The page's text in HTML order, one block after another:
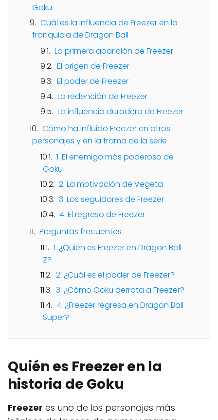
Goku
Cuál es la influencia de Freezer en la
franquicia de Dragon Ball
La primera aparición de Freezer
El origen de Freezer
El poder de Freezer
La redención de Freezer
La influencia duradera de Freezer
Cómo ha influido Freezer en otros
personajes y en la trama de la serie
1. El enemigo más poderoso de
Goku
2. La motivación de Vegeta
3. Los seguidores de Freezer
4. El regreso de Freezer
Preguntas frecuentes
1. ¿Quién es Freezer en Dragon Ball
Z?
2. ¿Cuál es el poder de Freezer?
3. ¿Cómo Goku derrota a Freezer?
4. ¿Freezer regresa en Dragon Ball
Super?
Quién es Freezer en la
historia de Goku
Freezer es uno de los personajes más